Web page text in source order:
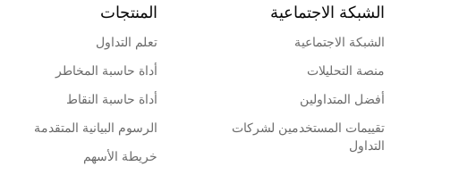
الشبكة الاجتماعية
الشبكة الاجتماعية
منصة التحليلات
أفضل المتداولين
تقييمات المستخدمين لشركات
التداول
المنتجات
تعلم التداول
أداة حاسبة المخاطر
أداة حاسبة النقاط
الرسوم البيانية المتقدمة
خريطة الأسهم